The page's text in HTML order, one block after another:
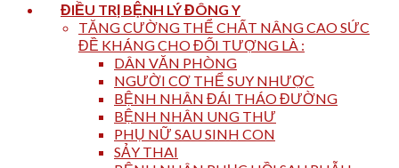
ĐIỀU TRỊ BỆNH LÝ ĐÔNG Y
TĂNG CƯỜNG THỂ CHẤT NÂNG CAO SỨC
ĐỀ KHÁNG CHO ĐỐI TƯỢNG LÀ :
DÂN VĂN PHÒNG
NGƯỜI CƠ THỂ SUY NHƯỢC
BỆNH NHÂN ĐÁI THÁO ĐƯỜNG
BỆNH NHÂN UNG THƯ
PHỤ NỮ SAU SINH CON
SẢY THAI